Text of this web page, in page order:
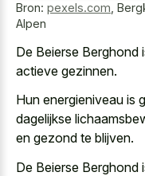
Bron: pexels.com
Alpen
De Beierse Berghond
actieve gezinnen.
Hun energieniveau is
dagelijkse
en gezond te blijven.
De Beierse Berghond